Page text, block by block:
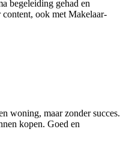
begeleiding gehad en
ook met Makelaar-
woning, maar zonder succes.
kopen. Goed en